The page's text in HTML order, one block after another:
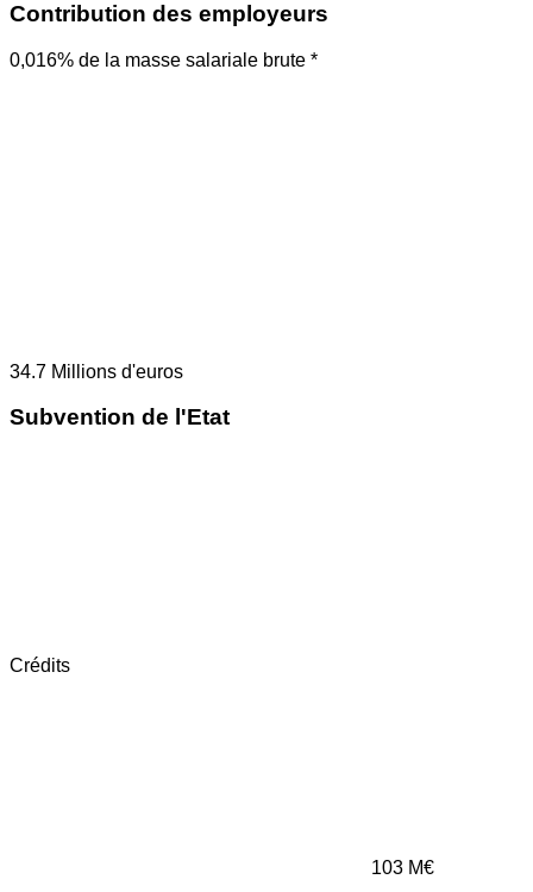
Contribution des employeurs
0,016% de la masse salariale brute *
34.7 Millions d'euros
Subvention de l'Etat
Crédits
103 M€